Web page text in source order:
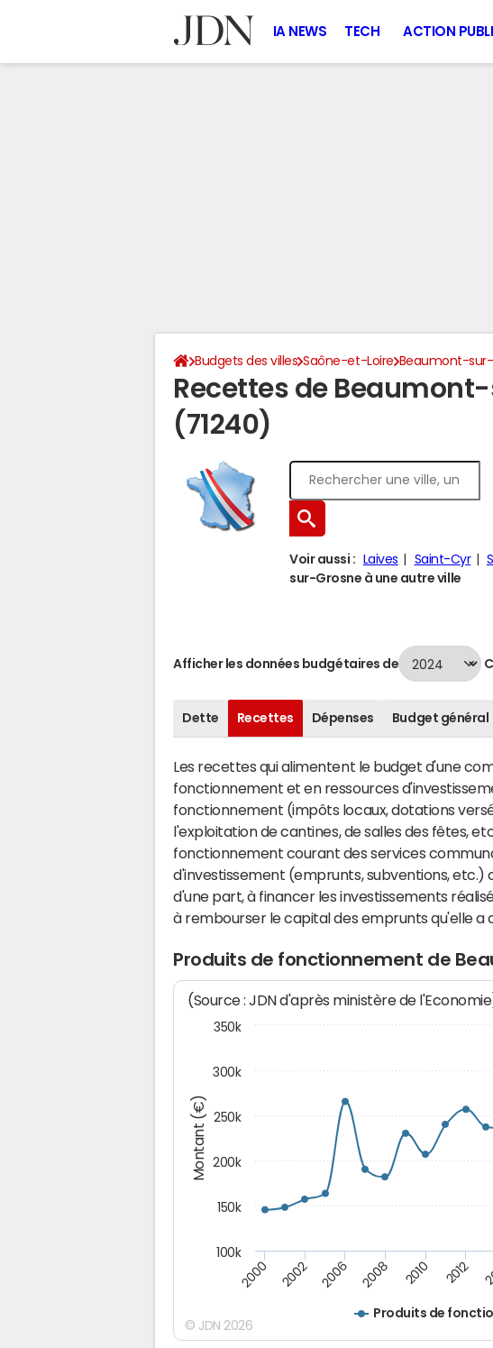
IA NEWS TECH ACTION
Budgets des villes Saône-et-Loire Beaumont-sur-
Recettes de
(71240)
Voir aussi : Laives Saint-Cyr
sur-Grosne à une autre ville
Afficher les données budgétaires de
Dette Recettes Dépenses Budget général
Les recettes qui alimentent le budget d'une
fonctionnement et en ressources
fonctionnement (impôts locaux, dotations
l'exploitation de cantines, de salles des fêtes,
fonctionnement courant des services
d'investissement (emprunts, subventions, etc.)
d'une part, à financer les investissements
à rembourser le capital des emprunts qu'elle a
Produits de fonctionnement de
Montant (€)
(Source : JDN d'après ministère de
Produits de
2000 2002 2006 2008 2010 2012
100k
150k
200k
250k
300k
350k
© JDN 2026